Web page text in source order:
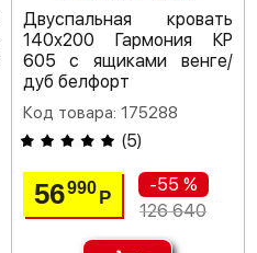
Двуспальная кровать
140х200 Гармония КР
605 с ящиками венге/
дуб белфорт
Код товара: 175288
(5)
56990 Р
-55 %
126 640